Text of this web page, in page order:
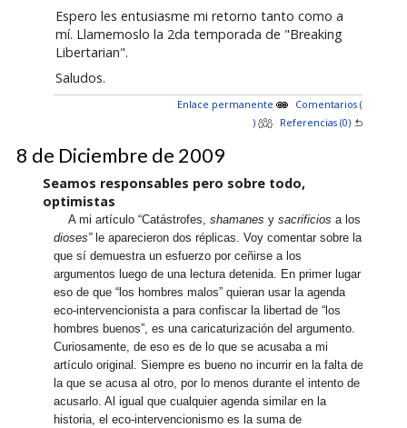
Espero les entusiasme mi retorno tanto como a
mí. Llamemoslo la 2da temporada de "Breaking
Libertarian".
Saludos.
Enlace permanente
Comentarios (
)
Referencias (0)
8 de Diciembre de 2009
Seamos responsables pero sobre todo,
optimistas
A mi artículo “Catástrofes,shamanes ysacrificios a los
dioses” le aparecieron dos réplicas. Voy comentar sobre la
que sí demuestra un esfuerzo por ceñirse a los
argumentos luego de una lectura detenida. En primer lugar
eso de que “los hombres malos” quieran usar la agenda
eco-intervencionista a para confiscar la libertad de “los
hombres buenos”, es una caricaturización del argumento.
Curiosamente, de eso es de lo que se acusaba a mi
artículo original. Siempre es bueno no incurrir en la falta de
la que se acusa al otro, por lo menos durante el intento de
acusarlo. Al igual que cualquier agenda similar en la
historia, el eco-intervencionismo es la suma de